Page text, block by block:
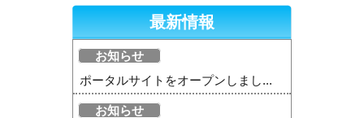
最新情報
お知らせ
ポータルサイトをオープンしまし...
お知らせ